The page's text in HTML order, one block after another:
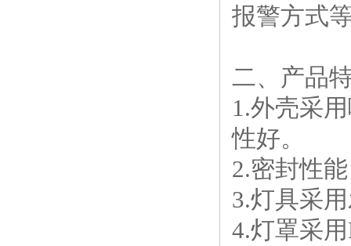
报警方式
二、产品
1.外壳采
性好。
2.密封性
3.灯具采
4.灯罩采